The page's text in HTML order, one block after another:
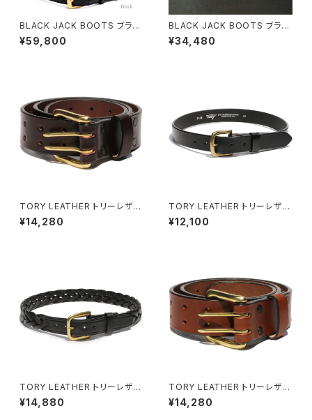
BLACK JACK BOOTS ブラッ
クジャックブーツ アリゲーター
レザーベルト 全2色
¥59,800
BLACK JACK BOOTS ブラッ
クジャックブーツ 馬革 テーパー
ド ベルト全2色
¥34,480
TORY LEATHER トリーレザー
HAVANA BROWN(ダークブラ
ウン) ブライドルレザー ダブル
¥14,280
TORY LEATHER トリーレザー
BLACK/BRASS ブライドルレ
ザー ストラップベルト ブラスバッ
¥12,100
TORY LEATHER トリーレザー
ブライドルレザー レースドベル
ト BLACK
¥14,880
TORY LEATHER トリーレザー
OAKBARK BROWN(ライトブ
ラウン) ブライドルレザー ダブル
¥14,280